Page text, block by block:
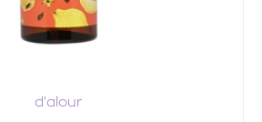
d'alour